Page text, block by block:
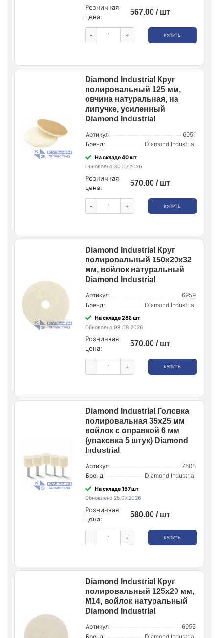
Розничная
цена:
567.00 / шт
- + КУПИТЬ
Diamond Industrial Круг
полировальный 125 мм,
овчина натуральная, на
липучке, усиленный
Diamond Industrial
Артикул:
6951
Бренд:
Diamond Industrial
На складе 40 шт
Обновлено 30.07.2026
Розничная
цена:
570.00 / шт
- + КУПИТЬ
Diamond Industrial Круг
полировальный 150x20x32
мм, войлок натуральный
Diamond Industrial
Артикул:
6959
Бренд:
Diamond Industrial
На складе 288 шт
Обновлено 08.08.2026
Розничная
цена:
570.00 / шт
- + КУПИТЬ
Diamond Industrial Головка
полировальная 35х25 мм
войлок с оправкой 6 мм
(упаковка 5 штук) Diamond
Industrial
Артикул:
7608
Бренд:
Diamond Industrial
На складе 157 шт
Обновлено 25.07.2026
Розничная
цена:
580.00 / шт
- + КУПИТЬ
Diamond Industrial Круг
полировальный 125x20 мм,
М14, войлок натуральный
Diamond Industrial
Артикул:
6955
Бренд:
Diamond Industrial